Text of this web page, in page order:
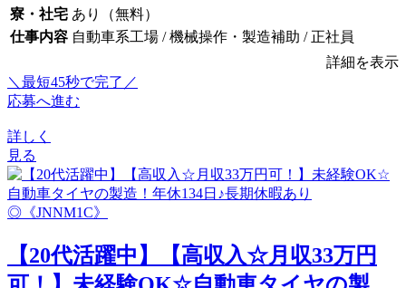
寮・社宅 あり（無料）
仕事内容 自動車系工場 / 機械操作・製造補助 / 正社員
詳細を表示
＼最短45秒で完了／
応募へ進む
詳しく
見る
【20代活躍中】【高収入☆月収33万円